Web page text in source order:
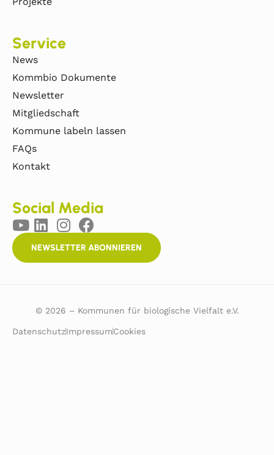
Service
News
Kommbio Dokumente
Newsletter
Mitgliedschaft
Kommune labeln lassen
FAQs
Kontakt
Social Media
NEWSLETTER ABONNIEREN
© 2026 – Kommunen für biologische Vielfalt e.V.
DatenschutzImpressumCookies